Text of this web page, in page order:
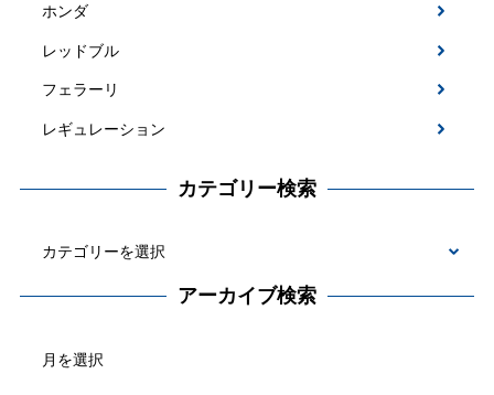
ホンダ
レッドブル
フェラーリ
レギュレーション
カテゴリー検索
アーカイブ検索